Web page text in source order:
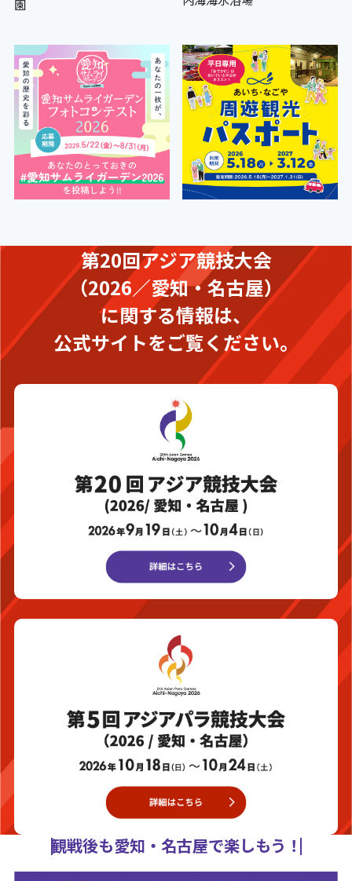
園
第20回アジア競技大会
（2026／愛知・名古屋）
に関する情報は、
公式サイトをご覧ください。
観戦後も愛知・名古屋で楽しもう！